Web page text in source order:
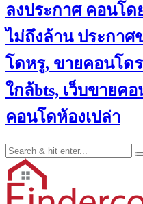
ลงประกาศ คอนโด
ไม่ถึงล้าน ประกา
โดหรู, ขายคอนโด
ใกล้bts, เว็บขายค
คอนโดห้องเปล่า